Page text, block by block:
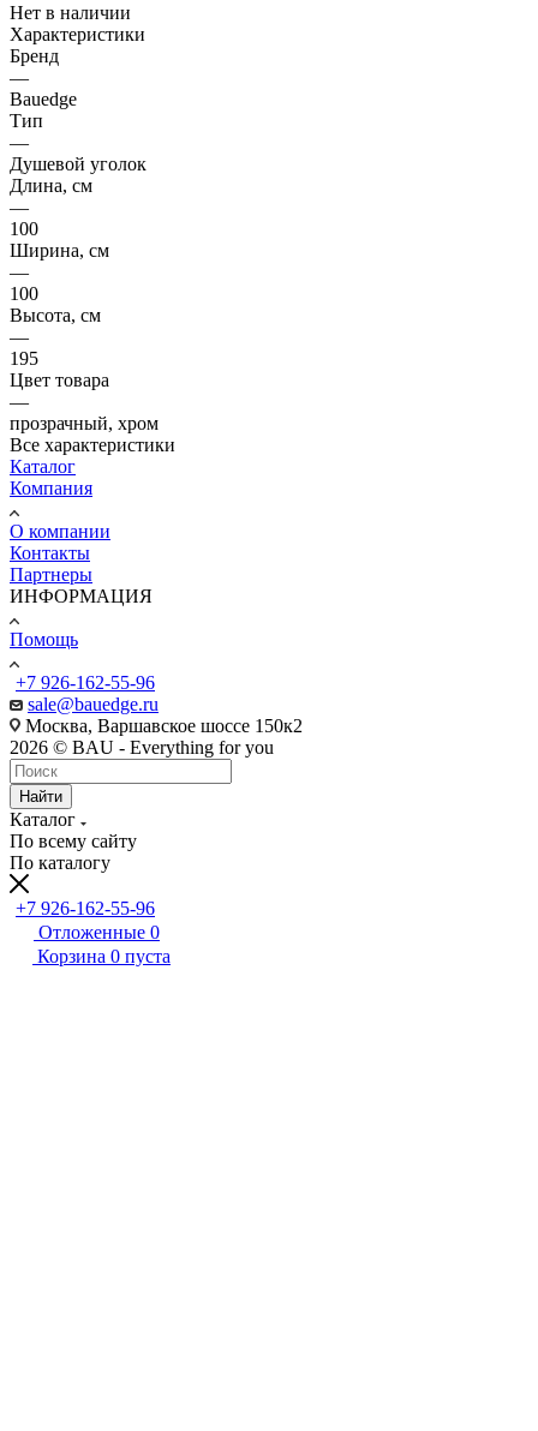
Нет в наличии
Характеристики
Бренд
—
Bauedge
Тип
—
Душевой уголок
Длина, см
—
100
Ширина, см
—
100
Высота, см
—
195
Цвет товара
—
прозрачный, хром
Все характеристики
Каталог
Компания
О компании
Контакты
Партнеры
ИНФОРМАЦИЯ
Помощь
+7 926-162-55-96
sale@bauedge.ru
Москва, Варшавское шоссе 150к2
2026 © BAU - Everything for you
Найти
Каталог
По всему сайту
По каталогу
+7 926-162-55-96
Отложенные 0
Корзина 0 пуста